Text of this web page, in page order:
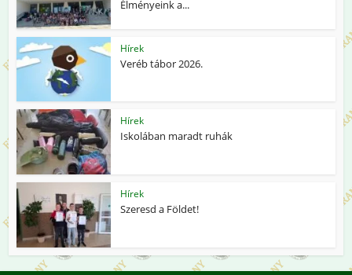
Élményeink a...
Hírek
Veréb tábor 2026.
Hírek
Iskolában maradt ruhák
Hírek
Szeresd a Földet!